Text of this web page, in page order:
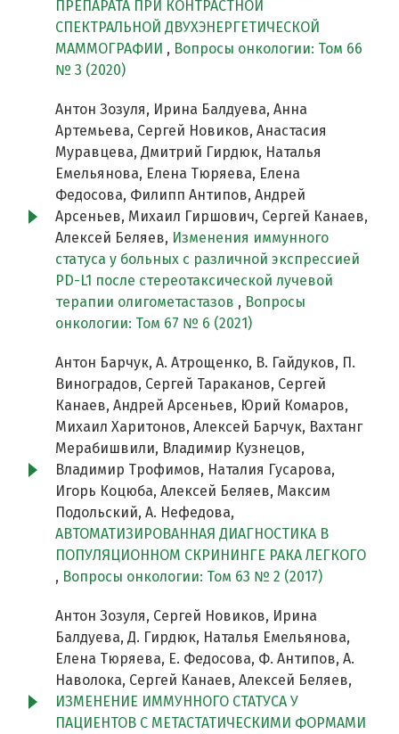
ПРЕПАРАТА ПРИ КОНТРАСТНОЙ
СПЕКТРАЛЬНОЙ ДВУХЭНЕРГЕТИЧЕСКОЙ
МАММОГРАФИИ , Вопросы онкологии: Том 66
№ 3 (2020)
Антон Зозуля, Ирина Балдуева, Анна
Артемьева, Сергей Новиков, Анастасия
Муравцева, Дмитрий Гирдюк, Наталья
Емельянова, Елена Тюряева, Елена
Федосова, Филипп Антипов, Андрей
Арсеньев, Михаил Гиршович, Сергей Канаев,
Алексей Беляев, Изменения иммунного
статуса у больных с различной экспрессией
PD-L1 после стереотаксической лучевой
терапии олигометастазов , Вопросы
онкологии: Том 67 № 6 (2021)
Антон Барчук, А. Атрощенко, В. Гайдуков, П.
Виноградов, Сергей Тараканов, Сергей
Канаев, Андрей Арсеньев, Юрий Комаров,
Михаил Харитонов, Алексей Барчук, Вахтанг
Мерабишвили, Владимир Кузнецов,
Владимир Трофимов, Наталия Гусарова,
Игорь Коцюба, Алексей Беляев, Максим
Подольский, А. Нефедова,
АВТОМАТИЗИРОВАННАЯ ДИАГНОСТИКА В
ПОПУЛЯЦИОННОМ СКРИНИНГЕ РАКА ЛЕГКОГО
, Вопросы онкологии: Том 63 № 2 (2017)
Антон Зозуля, Сергей Новиков, Ирина
Балдуева, Д. Гирдюк, Наталья Емельянова,
Елена Тюряева, Е. Федосова, Ф. Антипов, А.
Наволока, Сергей Канаев, Алексей Беляев,
ИЗМЕНЕНИЕ ИММУННОГО СТАТУСА У
ПАЦИЕНТОВ С МЕТАСТАТИЧЕСКИМИ ФОРМАМИ